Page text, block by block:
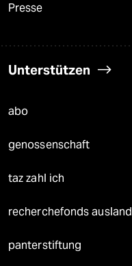
Presse
Unterstützen
abo
genossenschaft
taz zahl ich
recherchefonds ausland
panterstiftung